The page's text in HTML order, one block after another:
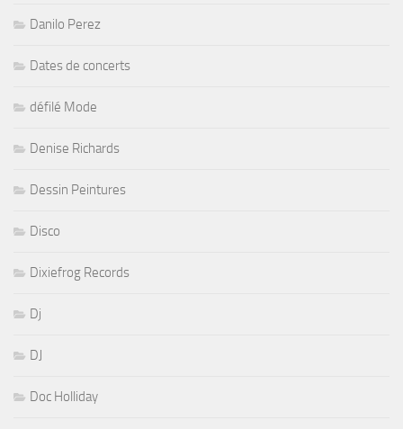
Danilo Perez
Dates de concerts
défilé Mode
Denise Richards
Dessin Peintures
Disco
Dixiefrog Records
Dj
DJ
Doc Holliday